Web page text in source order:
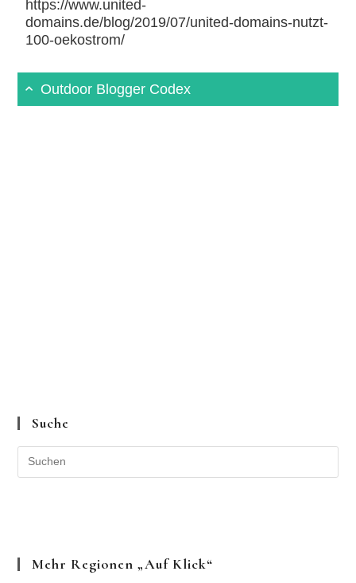
https://www.united-
domains.de/blog/2019/07/united-domains-nutzt-
100-oekostrom/
Outdoor Blogger Codex
Suche
Mehr Regionen „auf Klick“